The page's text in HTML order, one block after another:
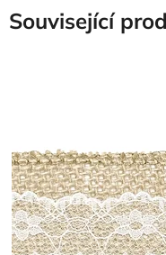
Související